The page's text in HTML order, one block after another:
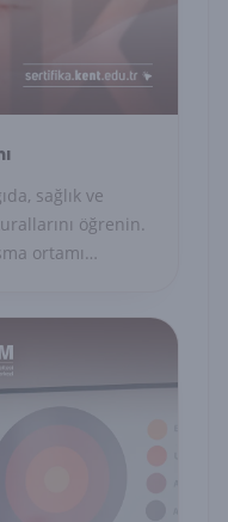
sağlık ve
öğrenin.
ortamı